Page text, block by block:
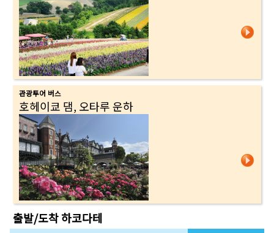
관광투어 버스
호헤이쿄 댐, 오타루 운하
출발/도착하코다테